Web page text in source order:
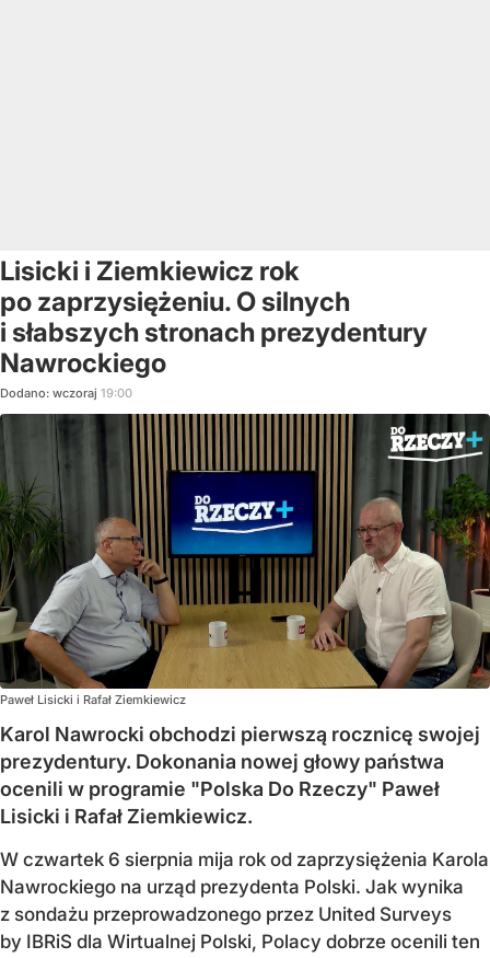
Lisicki i Ziemkiewicz rok
po zaprzysiężeniu. O silnych
i słabszych stronach prezydentury
Nawrockiego
Dodano: wczoraj 19:00
Paweł Lisicki i Rafał Ziemkiewicz
Karol Nawrocki obchodzi pierwszą rocznicę swojej
prezydentury. Dokonania nowej głowy państwa
ocenili w programie "Polska Do Rzeczy" Paweł
Lisicki i Rafał Ziemkiewicz.
W czwartek 6 sierpnia mija rok od zaprzysiężenia Karola
Nawrockiego na urząd prezydenta Polski. Jak wynika
z sondażu przeprowadzonego przez United Surveys
by IBRiS dla Wirtualnej Polski, Polacy dobrze ocenili ten